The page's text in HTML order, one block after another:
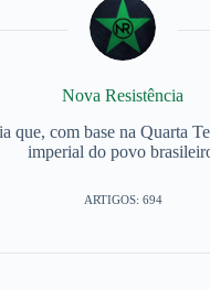
Nova Resistência
que, com base na Quarta
imperial do povo
ARTIGOS: 694